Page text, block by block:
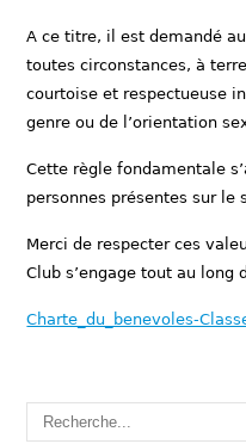
A ce titre, il est demandé
toutes circonstances, à
courtoise et respectueuse
genre ou de l’orientation
Cette règle fondamentale
personnes présentes sur le
Merci de respecter ces
Club s’engage tout au long
Charte_du_benevoles-